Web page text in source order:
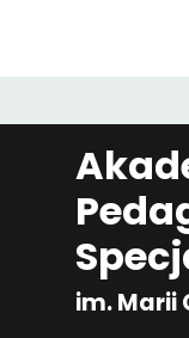
im. Marii